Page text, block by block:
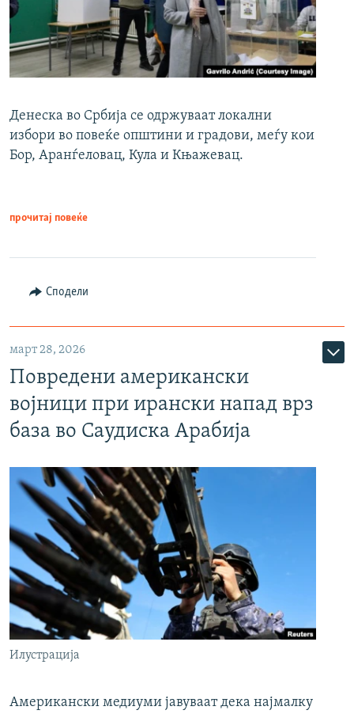
Денеска во Србија се одржуваат локални
избори во повеќе општини и градови, меѓу кои
Бор, Аранѓеловац, Кула и Књажевац.
прочитај повеќе
Сподели
март 28, 2026
Повредени американски
војници при ирански напад врз
база во Саудиска Арабија
Илустрација
Американски медиуми јавуваат дека најмалку